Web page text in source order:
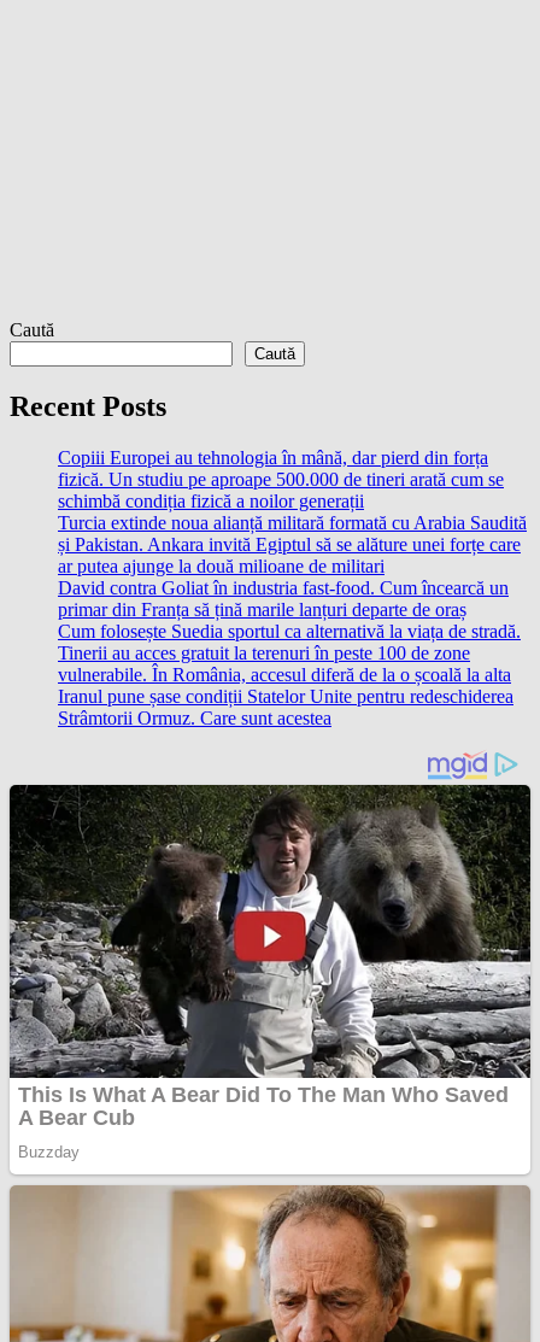
Caută
Caută
Recent Posts
Copiii Europei au tehnologia în mână, dar pierd din forța
fizică. Un studiu pe aproape 500.000 de tineri arată cum se
schimbă condiția fizică a noilor generații
Turcia extinde noua alianță militară formată cu Arabia Saudită
și Pakistan. Ankara invită Egiptul să se alăture unei forțe care
ar putea ajunge la două milioane de militari
David contra Goliat în industria fast-food. Cum încearcă un
primar din Franța să țină marile lanțuri departe de oraș
Cum folosește Suedia sportul ca alternativă la viața de stradă.
Tinerii au acces gratuit la terenuri în peste 100 de zone
vulnerabile. În România, accesul diferă de la o școală la alta
Iranul pune șase condiții Statelor Unite pentru redeschiderea
Strâmtorii Ormuz. Care sunt acestea